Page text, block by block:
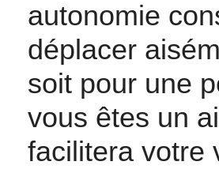
autonomie
déplacer
soit pour une
vous êtes un
facilitera votre